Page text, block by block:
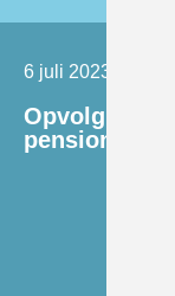
6 juli 2023
Opvolging
pensionering